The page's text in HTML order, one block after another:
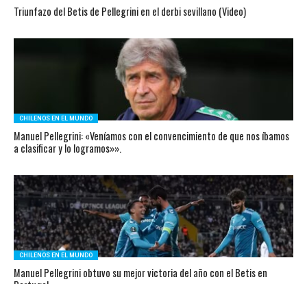
Triunfazo del Betis de Pellegrini en el derbi sevillano (Video)
CHILENOS EN EL MUNDO
Manuel Pellegrini: «Veníamos con el convencimiento de que nos íbamos
a clasificar y lo logramos»».
CHILENOS EN EL MUNDO
Manuel Pellegrini obtuvo su mejor victoria del año con el Betis en